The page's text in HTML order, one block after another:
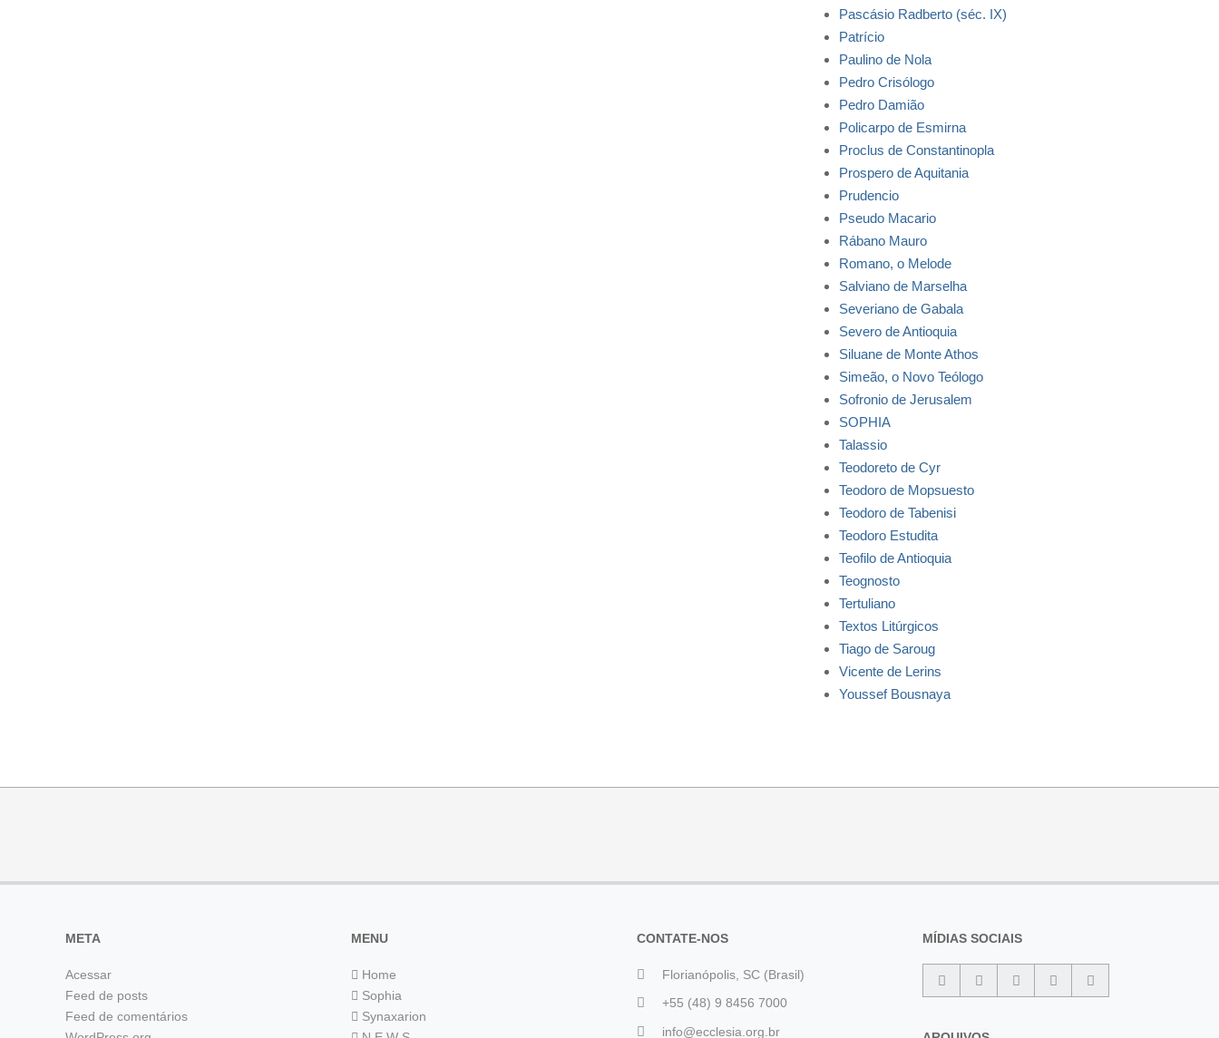
Pascásio Radberto (séc. IX)
Patrício
Paulino de Nola
Pedro Crisólogo
Pedro Damião
Policarpo de Esmirna
Proclus de Constantinopla
Prospero de Aquitania
Prudencio
Pseudo Macario
Rábano Mauro
Romano, o Melode
Salviano de Marselha
Severiano de Gabala
Severo de Antioquia
Siluane de Monte Athos
Simeão, o Novo Teólogo
Sofronio de Jerusalem
SOPHIA
Talassio
Teodoreto de Cyr
Teodoro de Mopsuesto
Teodoro de Tabenisi
Teodoro Estudita
Teofilo de Antioquia
Teognosto
Tertuliano
Textos Litúrgicos
Tiago de Saroug
Vicente de Lerins
Youssef Bousnaya
META
Acessar
Feed de posts
Feed de comentários
MENU
Home
Sophia
Synaxarion
CONTATE-NOS
Florianópolis, SC (Brasil)
+55 (48) 9 8456 7000
info@ecclesia.org.br
MÍDIAS SOCIAIS